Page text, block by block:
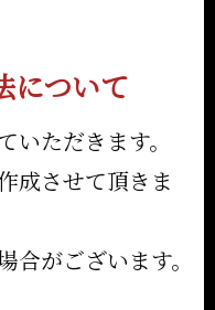
について
ただきます。
成させて頂きま
合がございます。